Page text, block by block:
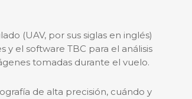
(UAV, por sus siglas en inglés)
y el software TBC para el análisis
tomadas durante el vuelo.
de alta precisión, cuándo y